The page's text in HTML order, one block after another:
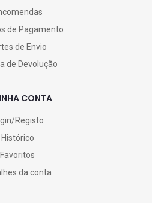
de Pagamento
de Envio
de Devolução
CONTA
Registo
Histórico
Favoritos
da conta